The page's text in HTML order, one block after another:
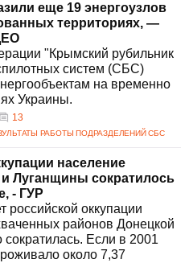
еще 19 энергоузлов
территориях, —
"Крымский рубильник
систем (СБС)
на временно
Украины.
13
РАБОТЫ ПОДРАЗДЕЛЕНИЙ СБС
население
Луганщины сократилось
- ГУР
российской оккупации
районов Донецкой
сократилась. Если в 2001
около 7,37